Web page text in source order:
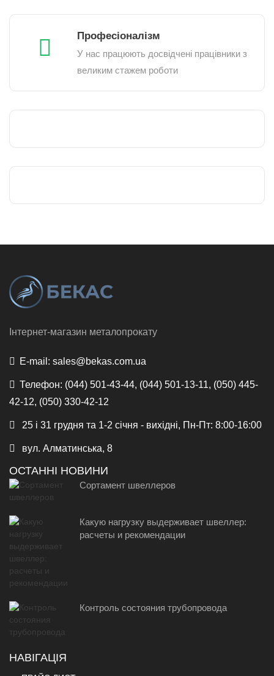
Професіоналізм
У нас працюють досвідчені працівники з
великим стажем роботи
Інтернет-магазин металопрокату
E-mail: sales@bekas.com.ua
Телефон: (044) 501-43-44, (044) 501-13-11, (050) 445-
42-12, (050) 330-42-12
25 і 31 грудня та 1-2 січня - вихідні, Пн-Пт: 8:00-16:00
вул. Алматинська, 8
ОСТАННІ НОВИНИ
Сортамент швеллеров
Какую нагрузку выдерживает швеллер:
расчеты и рекомендации
Контроль состояния трубопровода
НАВІГАЦІЯ